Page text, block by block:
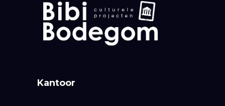
Kantoor